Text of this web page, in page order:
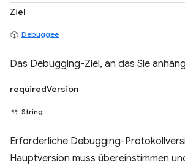
Ziel
Debuggee
Das Debugging-Ziel, an das Sie
requiredVersion
String
Erforderliche Debugging-
Hauptversion muss übereinstimmen